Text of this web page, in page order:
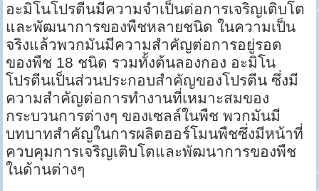
อะมิโนโปรตีนมีความจำเป็นต่อการเจริญเติบโต
และพัฒนาการของพืชหลายชนิด ในความเป็น
จริงแล้วพวกมันมีความสำคัญต่อการอยู่รอด
ของพืช 18 ชนิด รวมทั้งต้นลองกอง อะมิโน
โปรตีนเป็นส่วนประกอบสำคัญของโปรตีน ซึ่งมี
ความสำคัญต่อการทำงานที่เหมาะสมของ
กระบวนการต่างๆ ของเซลล์ในพืช พวกมันมี
บทบาทสำคัญในการผลิตฮอร์โมนพืชซึ่งมีหน้าที่
ควบคุมการเจริญเติบโตและพัฒนาการของพืช
ในด้านต่างๆ